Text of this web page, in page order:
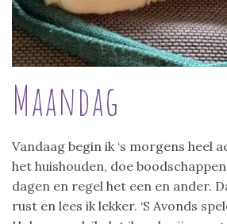
Maandag
Vandaag begin ik ‘s morgens heel
het huishouden, doe
dagen en regel het een en ander.
rust en lees ik lekker. ‘S Avonds